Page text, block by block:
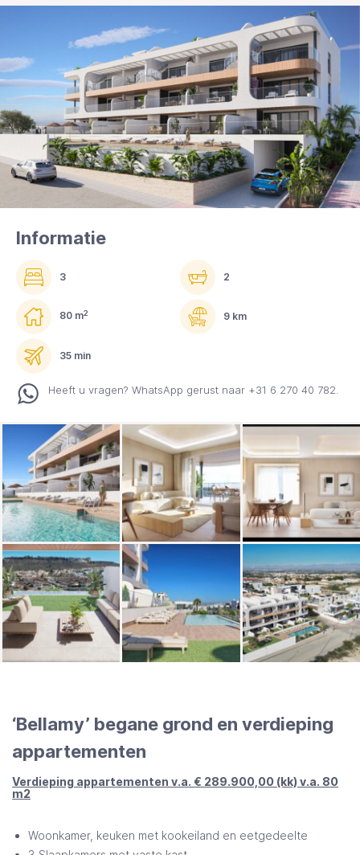
Informatie
3 2
80 m2 9 km
35 min
Heeft u vragen? WhatsApp gerust naar +31 6 270 40 782.
‘Bellamy’ begane grond en verdieping
appartementen
Verdieping appartementen v.a. € 289.900,00 (kk) v.a. 80
m2
Woonkamer, keuken met kookeiland en eetgedeelte